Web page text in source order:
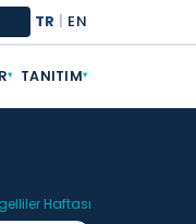
TR | EN
▾ TANITIM▾
Haftası